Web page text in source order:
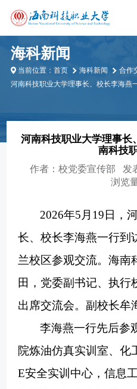
海科新闻
当前位置：首页 海科新闻
合作
河南科技职业大学理事长、校长李海燕
河南科技职业大学理事长
南科技
作者：校党委宣传部
发
浏览
2026年5月19日，
长、校长李海燕一行到
兰校区参观交流。海南
田 ， 党委副书记、执行
出席交流会。副校长牟
李海燕一行先后参
院炼油仿真实训室、化
E安全实训中心，信息